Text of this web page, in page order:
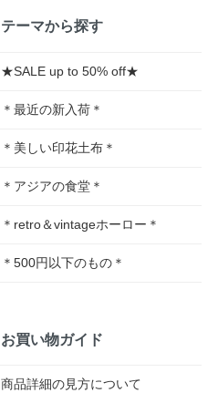
テーマから探す
★SALE up to 50% off★
＊最近の新入荷＊
＊美しい印花土布＊
＊アジアの食堂＊
＊retro＆vintageホーロー＊
＊500円以下のもの＊
お買い物ガイド
商品詳細の見方について